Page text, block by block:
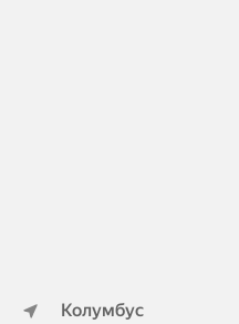
Колумбус